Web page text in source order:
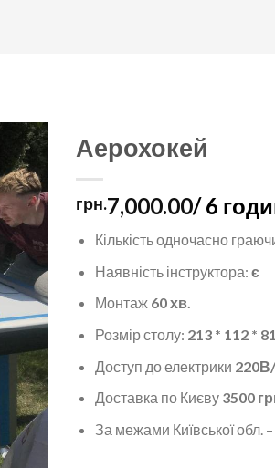
Аерохокей
грн.7,000.00/ 6
Кількість одночасно
Наявність інструктора: є
Монтаж 60 хв.
Розмір столу: 213 * 112 *
Доступ до електрики
Доставка по Києву 3500
За межами Київської обл. –